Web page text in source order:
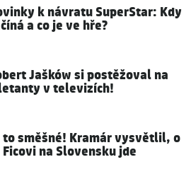
k návratu SuperStar: Kdy
a co je ve hře?
Jašków si postěžoval na
v televizích!
to směšné! Kramár vysvětlil, o
Ficovi na Slovensku jde